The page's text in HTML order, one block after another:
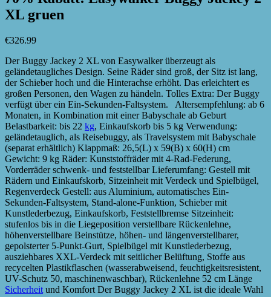
XL gruen
€326.99
Der Buggy Jackey 2 XL von Easywalker überzeugt als
geländetaugliches Design. Seine Räder sind groß, der Sitz ist lang,
der Schieber hoch und die Hinterachse erhöht. Das erleichtert es
großen Personen, den Wagen zu händeln. Tolles Extra: Der Buggy
verfügt über ein Ein-Sekunden-Faltsystem. Altersempfehlung: ab 6
Monaten, in Kombination mit einer Babyschale ab Geburt
Belastbarkeit: bis 22 kg, Einkaufskorb bis 5 kg Verwendung:
geländetauglich, als Reisebuggy, als Travelsystem mit Babyschale
(separat erhältlich) Klappmaß: 26,5(L) x 59(B) x 60(H) cm
Gewicht: 9 kg Räder: Kunststoffräder mit 4-Rad-Federung,
Vorderräder schwenk- und feststellbar Lieferumfang: Gestell mit
Rädern und Einkaufskorb, Sitzeinheit mit Verdeck und Spielbügel,
Regenverdeck Gestell: aus Aluminium, automatisches Ein-
Sekunden-Faltsystem, Stand-alone-Funktion, Schieber mit
Kunstlederbezug, Einkaufskorb, Feststellbremse Sitzeinheit:
stufenlos bis in die Liegeposition verstellbare Rückenlehne,
höhenverstellbare Beinstütze, höhen- und längenverstellbarer,
gepolsterter 5-Punkt-Gurt, Spielbügel mit Kunstlederbezug,
ausziehbares XXL-Verdeck mit seitlicher Belüftung, Stoffe aus
recycelten Plastikflaschen (wasserabweisend, feuchtigkeitsresistent,
UV-Schutz 50, maschinenwaschbar), Rückenlehne 52 cm Länge
Sicherheit und Komfort Der Buggy Jackey 2 XL ist die ideale Wahl